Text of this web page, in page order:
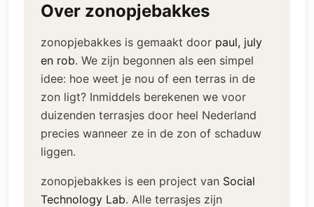
Over zonopjebakkes
zonopjebakkes is gemaakt door paul, july
en rob. We zijn begonnen als een simpel
idee: hoe weet je nou of een terras in de
zon ligt? Inmiddels berekenen we voor
duizenden terrasjes door heel Nederland
precies wanneer ze in de zon of schaduw
liggen.
zonopjebakkes is een project van Social
Technology Lab. Alle terrasjes zijn